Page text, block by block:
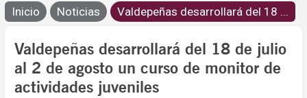
Inicio Noticias Valdepeñas desarrollará del 18 ...
Valdepeñas desarrollará del 18 de julio
al 2 de agosto un curso de monitor de
actividades juveniles